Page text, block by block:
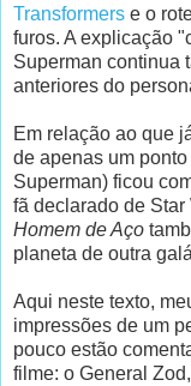
Transformers e o
furos. A explicação
Superman continua
anteriores do
Em relação ao que
de apenas um
Superman) ficou
fã declarado de Star
Homem de Aço
planeta de outra
Aqui neste texto,
impressões de um
pouco estão
filme: o General